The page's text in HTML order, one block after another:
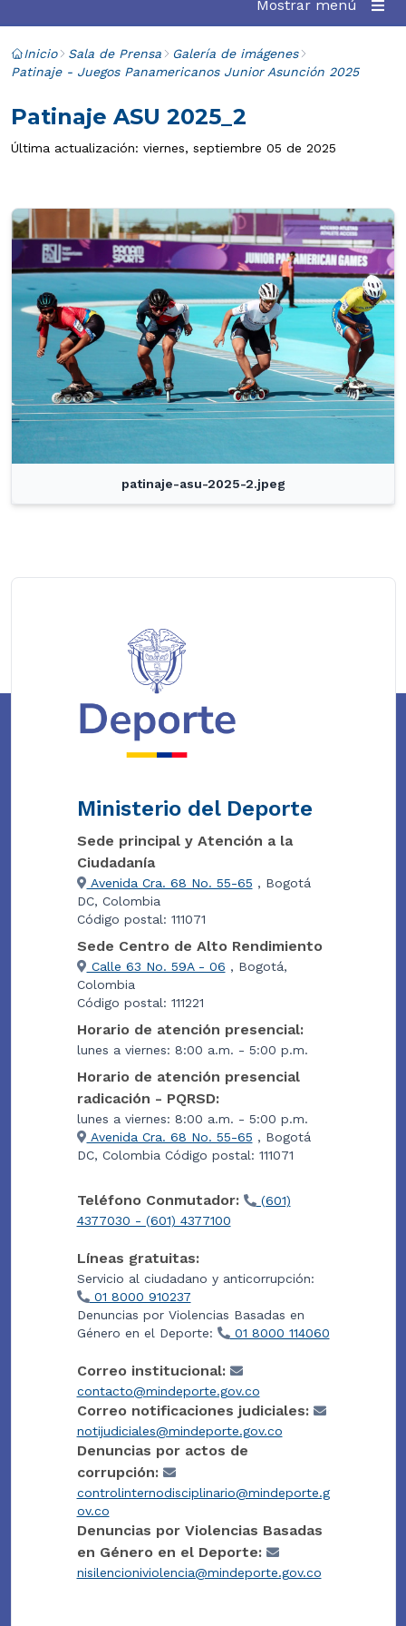
Mostrar menú
Inicio Sala de Prensa
Galería de imágenes
Patinaje - Juegos Panamericanos Junior Asunción 2025
Patinaje ASU 2025_2
Última actualización: viernes, septiembre 05 de 2025
patinaje-asu-2025-2.jpeg
Ministerio del Deporte
Sede principal y Atención a la
Ciudadanía
Avenida Cra. 68 No. 55-65 , Bogotá
DC, Colombia
Código postal: 111071
Sede Centro de Alto Rendimiento
Calle 63 No. 59A - 06 , Bogotá,
Colombia
Código postal: 111221
Horario de atención presencial:
lunes a viernes: 8:00 a.m. - 5:00 p.m.
Horario de atención presencial
radicación - PQRSD:
lunes a viernes: 8:00 a.m. - 5:00 p.m.
Avenida Cra. 68 No. 55-65 , Bogotá
DC, Colombia Código postal: 111071
Teléfono Conmutador:
(601)
4377030 - (601) 4377100
Líneas gratuitas:
Servicio al ciudadano y anticorrupción:
01 8000 910237
Denuncias por Violencias Basadas en
Género en el Deporte:
01 8000 114060
Correo institucional:
contacto@mindeporte.gov.co
Correo notificaciones judiciales:
notijudiciales@mindeporte.gov.co
Denuncias por actos de
corrupción:
controlinternodisciplinario@mindeporte.g
ov.co
Denuncias por Violencias Basadas
en Género en el Deporte:
nisilencioniviolencia@mindeporte.gov.co